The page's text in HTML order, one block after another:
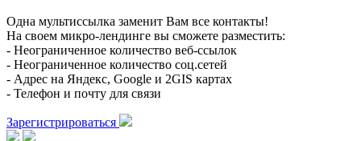
Одна мультиссылка заменит Вам все контакты!
На своем микро-лендинге вы сможете разместить:
- Неограниченное количество веб-ссылок
- Неограниченное количество соц.сетей
- Адрес на Яндекс, Google и 2GIS картах
- Телефон и почту для связи
Зарегистрироваться